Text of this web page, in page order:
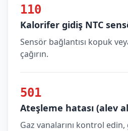
110
Kalorifer gidiş NTC
Sensör bağlantısı kopuk
çağırın.
501
Ateşleme hatası (alev
Gaz vanalarını kontrol edin,